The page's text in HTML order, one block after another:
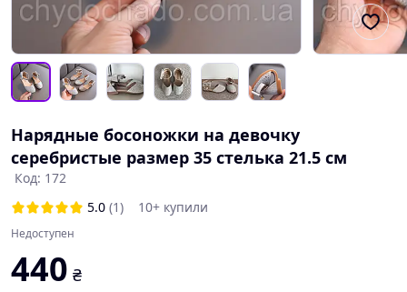
Нарядные босоножки на девочку
серебристые размер 35 стелька 21.5 см
Код: 172
5.0 (1) 10+ купили
Недоступен
440 ₴